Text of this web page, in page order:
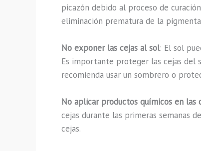
picazón debido al proceso de
eliminación prematura de la
No exponer las cejas al sol: El sol
Es importante proteger las cejas del
recomienda usar un sombrero o
No aplicar productos químicos en las
cejas durante las primeras semanas
cejas.